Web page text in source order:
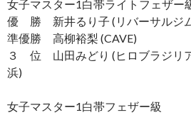
女子マスター1白帯ライトフェザー
優 勝 新井るり子 (リバーサルジ
準優勝 高柳裕梨 (CAVE)
３ 位 山田みどり (ヒロブラジリ
浜)
女子マスター1白帯フェザー級